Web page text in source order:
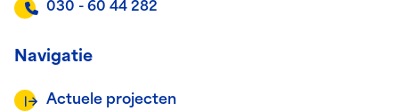
030 - 60 44 282
Navigatie
Actuele projecten